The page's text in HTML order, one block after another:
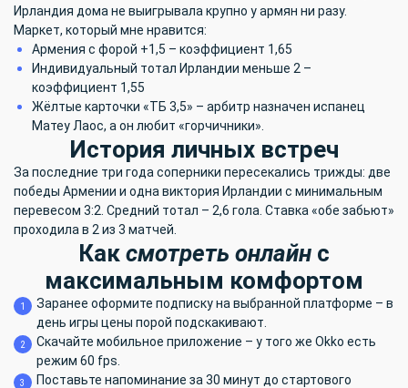
Ирландия дома не выигрывала крупно у армян ни разу.
Маркет, который мне нравится:
Армения с форой +1,5 – коэффициент 1,65
Индивидуальный тотал Ирландии меньше 2 –
коэффициент 1,55
Жёлтые карточки «ТБ 3,5» – арбитр назначен испанец
Матеу Лаос, а он любит «горчичники».
История личных встреч
За последние три года соперники пересекались трижды: две
победы Армении и одна виктория Ирландии с минимальным
перевесом 3:2. Средний тотал – 2,6 гола. Ставка «обе забьют»
проходила в 2 из 3 матчей.
Как смотреть онлайн с
максимальным комфортом
Заранее оформите подписку на выбранной платформе – в
день игры цены порой подскакивают.
Скачайте мобильное приложение – у того же Okko есть
режим 60 fps.
Поставьте напоминание за 30 минут до стартового